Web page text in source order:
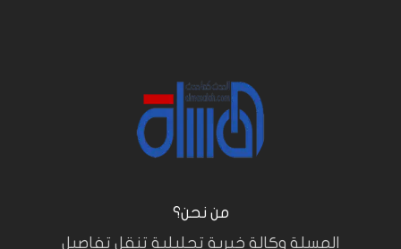
من نحن؟
المسلة وكالة خبرية تحليلية تنقل تفاصيل